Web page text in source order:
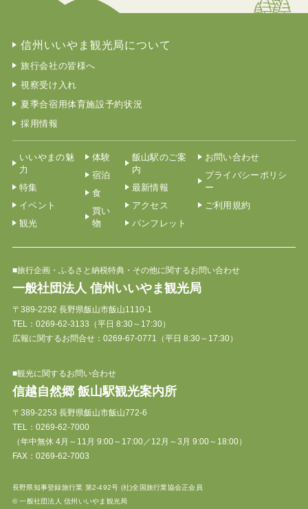
信州いいやま観光局について
旅行会社の皆様へ
視察受け入れ
夏季合宿用体育施設予約状況
採用情報
いいやまの魅
力
特集
イベント
観光
体験
宿泊
食
買い
物
飯山駅のご案
内
最新情報
アクセス
パンフレット
お問い合わせ
プライバシーポリシ
ー
ご利用規約
■旅行企画・ふるさと納税特典・その他に関するお問い合わせ
一般社団法人 信州いいやま観光局
〒389-2292 長野県飯山市飯山1110-1
TEL： 0269-62-3133 （平日 8:30～17:30）
広報に関するお問合せ：0269-67-0771（平日 8:30～17:30）
■観光に関するお問い合わせ
信越自然郷 飯山駅観光案内所
〒389-2253 長野県飯山市飯山772-6
TEL： 0269-62-7000
（年中無休 4月～11月 9:00～17:00／12月～3月 9:00～18:00）
FAX：0269-62-7003
長野県知事登録旅行業 第2-492号 (社)全国旅行業協会正会員
© 一般社団法人 信州いいやま観光局